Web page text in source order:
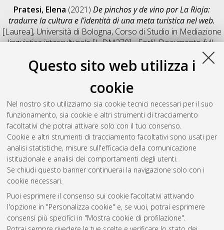
Questo sito web utilizza i
cookie
Nel nostro sito utilizziamo sia cookie tecnici necessari per il suo
funzionamento, sia cookie e altri strumenti di tracciamento
facoltativi che potrai attivare solo con il tuo consenso.
Cookie e altri strumenti di tracciamento facoltativi sono usati per
analisi statistiche, misure sull'efficacia della comunicazione
istituzionale e analisi dei comportamenti degli utenti.
Se chiudi questo banner continuerai la navigazione solo con i
cookie necessari.
Puoi esprimere il consenso sui cookie facoltativi attivando
l'opzione in "Personalizza cookie" e, se vuoi, potrai esprimere
consensi più specifici in "Mostra cookie di profilazione".
Pratesi, Elena (2021)De pinchos y de vino por La Rioja:
tradurre la cultura e l’identità di una meta turistica nel web.
[Laurea], Università di Bologna, Corso di Studio in Mediazione
linguistica interculturale [L-DM270] - Forli', Documento full-
Salva citazione
Condividi
Il full-text non è disponibile per scelta dell'autore. (
Abstract
Altri metadati
Gestione del documento:
Atom
Rss 1.0